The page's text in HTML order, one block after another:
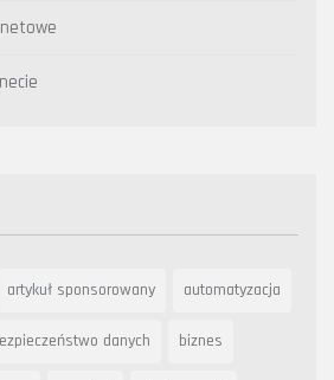
artykuł sponsorowany automatyzacja
danych biznes